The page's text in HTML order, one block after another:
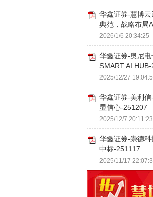
华鑫证券-慧博
典范，战略布局
2026/1/6 20:34:25
华鑫证券-奥尼
SMART AI
2025/12/27
华鑫证券-美利
显信心-251207
2025/12/7 20:11:23
华鑫证券-崇德
中标-251117
2025/11/17